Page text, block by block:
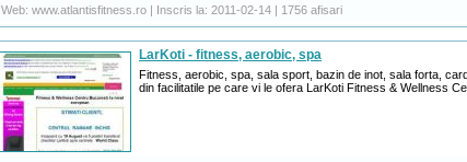
Web: www.atlantisfitness.ro | Inscris la: 2011-02-14 | 1756 afisari
LarKoti - fitness, aerobic, spa
Fitness, aerobic, spa, sala sport, bazin de inot, sala forta,
din facilitatile pe care vi le ofera LarKoti Fitness & Wellness